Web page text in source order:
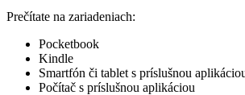
Prečítate na zariadeniach:
Pocketbook
Kindle
Smartfón či tablet s príslušnou
Počítač s príslušnou aplikáciou